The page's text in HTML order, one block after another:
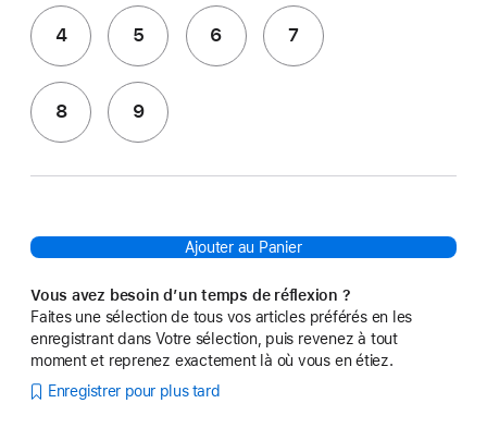
4 5 6 7
8 9
Ajouter au Panier
Vous avez besoin d’un temps de réflexion ?
Faites une sélection de tous vos articles préférés en les
enregistrant dans Votre sélection, puis revenez à tout
moment et reprenez exactement là où vous en étiez.
Enregistrer pour plus tard